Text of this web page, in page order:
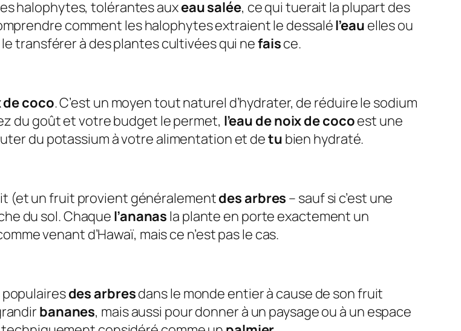
halophytes, tolérantes auxeau salée, ce qui tuerait la plupart des
comment les halophytes extraient le dessalél’eau elles ou
transférer à des plantes cultivées qui nefaisce.
de coco. C’est un moyen tout naturel d’hydrater, de réduire le sodium
du goût et votre budget le permet, l’eau de noix de cocoest une
du potassium à votre alimentation et detu bien hydraté.
(et un fruit provient généralementdes arbres – sauf si c’est une
du sol. Chaque l’ananas la plante en porte exactement un
venant d’Hawaï, mais ce n’est pas le cas.
populairesdes arbresdans le monde entier à cause de son fruit
bananes, mais aussi pour donner à un paysage ou à un espace